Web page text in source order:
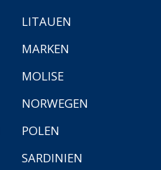
LITAUEN
MARKEN
MOLISE
NORWEGEN
POLEN
SARDINIEN